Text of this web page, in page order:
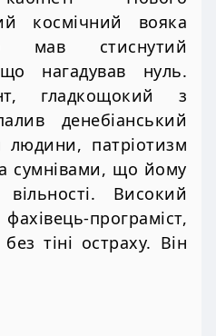
космічний вояка
мав стиснутий
нагадував нуль.
гладкощокий з
денебіанський
патріотизм
сумнівами, що йому
Високий
програміст,
тіні остраху. Він